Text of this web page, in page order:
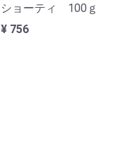
ショーティ 100ｇ
¥ 756